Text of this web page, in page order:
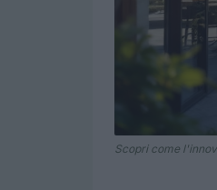
Scopri come